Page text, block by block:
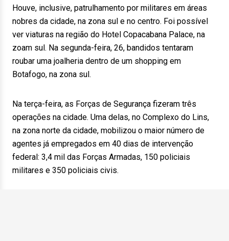
Houve, inclusive, patrulhamento por militares em áreas
nobres da cidade, na zona sul e no centro. Foi possível
ver viaturas na região do Hotel Copacabana Palace, na
zoam sul. Na segunda-feira, 26, bandidos tentaram
roubar uma joalheria dentro de um shopping em
Botafogo, na zona sul.
Na terça-feira, as Forças de Segurança fizeram três
operações na cidade. Uma delas, no Complexo do Lins,
na zona norte da cidade, mobilizou o maior número de
agentes já empregados em 40 dias de intervenção
federal: 3,4 mil das Forças Armadas, 150 policiais
militares e 350 policiais civis.